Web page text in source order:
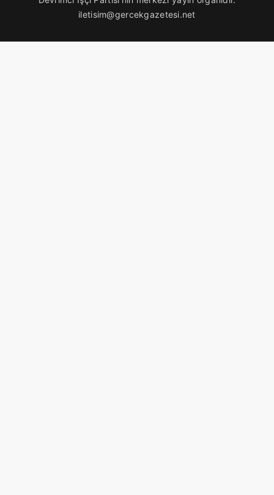
iletisim@gercekgazetesi.net